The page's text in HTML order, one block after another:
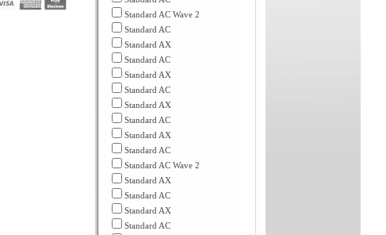
Standard AC Wave 2
Standard AC
Standard AX
Standard AC
Standard AX
Standard AC
Standard AX
Standard AC
Standard AX
Standard AC
Standard AC Wave 2
Standard AX
Standard AC
Standard AX
Standard AC